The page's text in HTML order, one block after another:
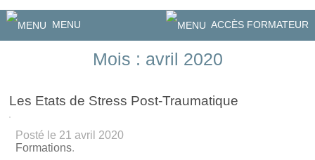
MENU ACCÈS FORMATEUR
Mois : avril 2020
Les Etats de Stress Post-Traumatique
Posté le 21 avril 2020
Formations.